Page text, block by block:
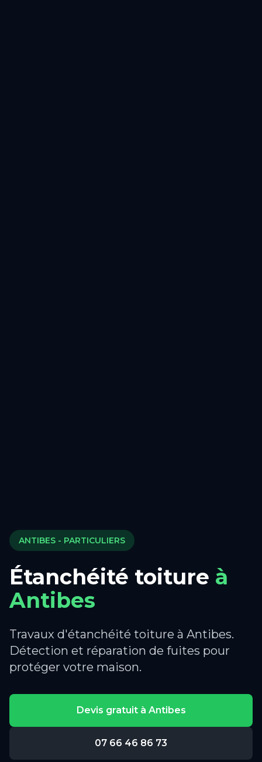
ANTIBES - PARTICULIERS
Étanchéité toiture à
Antibes
Travaux d'étanchéité toiture à Antibes.
Détection et réparation de fuites pour
protéger votre maison.
Devis gratuit à Antibes
07 66 46 86 73